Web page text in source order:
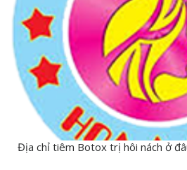
Địa chỉ tiêm Botox trị hôi nách ở